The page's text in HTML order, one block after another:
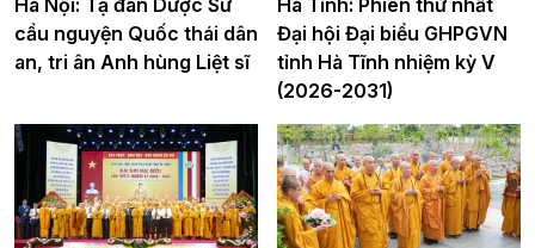
Hà Nội: Tạ đàn Dược Sư
cầu nguyện Quốc thái dân
an, tri ân Anh hùng Liệt sĩ
Hà Tĩnh: Phiên thứ nhất
Đại hội Đại biểu GHPGVN
tỉnh Hà Tĩnh nhiệm kỳ V
(2026-2031)